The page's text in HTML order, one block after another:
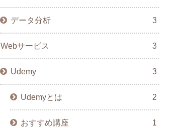
データ分析 3
Webサービス 3
Udemy 3
Udemyとは 2
おすすめ講座 1